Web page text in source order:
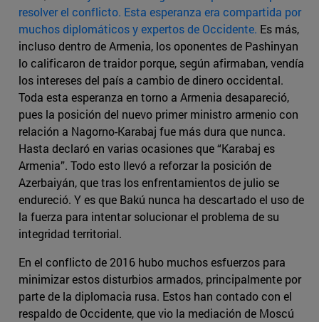
resolver el conflicto. Esta esperanza era compartida por
muchos diplomáticos y expertos de Occidente. Es más,
incluso dentro de Armenia, los oponentes de Pashinyan
lo calificaron de traidor porque, según afirmaban, vendía
los intereses del país a cambio de dinero occidental.
Toda esta esperanza en torno a Armenia desapareció,
pues la posición del nuevo primer ministro armenio con
relación a Nagorno-Karabaj fue más dura que nunca.
Hasta declaró en varias ocasiones que “Karabaj es
Armenia”. Todo esto llevó a reforzar la posición de
Azerbaiyán, que tras los enfrentamientos de julio se
endureció. Y es que Bakú nunca ha descartado el uso de
la fuerza para intentar solucionar el problema de su
integridad territorial.
En el conflicto de 2016 hubo muchos esfuerzos para
minimizar estos disturbios armados, principalmente por
parte de la diplomacia rusa. Estos han contado con el
respaldo de Occidente, que vio la mediación de Moscú